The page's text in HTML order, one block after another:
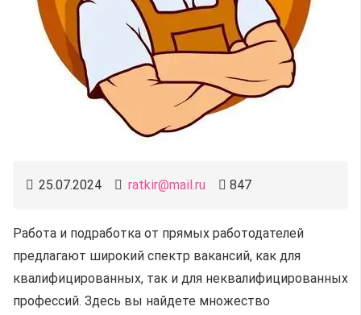
25.07.2024 ratkir@mail.ru 847
Работа и подработка от прямых работодателей
предлагают широкий спектр вакансий, как для
квалифицированных, так и для неквалифицированных
профессий. Здесь вы найдете множество